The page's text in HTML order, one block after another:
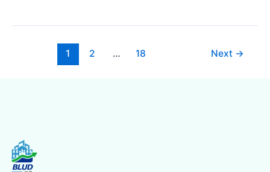
1 2 … 18 Next →